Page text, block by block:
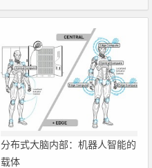
分布式大脑内部：机器人智能的
载体